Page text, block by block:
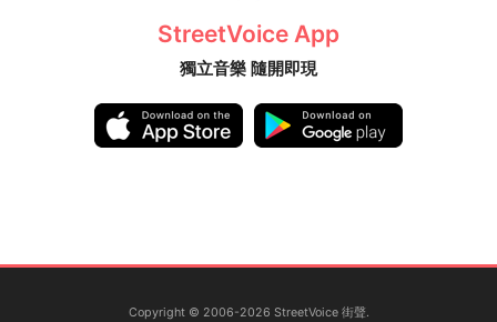
StreetVoice App
獨立音樂 隨開即現
Copyright © 2006-2026 StreetVoice 街聲.